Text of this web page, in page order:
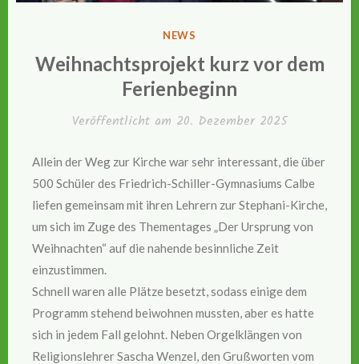
VERÖFFENTLICHT
IN
NEWS
Weihnachtsprojekt kurz vor dem
Ferienbeginn
Veröffentlicht am 20. Dezember 2025
Allein der Weg zur Kirche war sehr interessant, die über
500 Schüler des Friedrich-Schiller-Gymnasiums Calbe
liefen gemeinsam mit ihren Lehrern zur Stephani-Kirche,
um sich im Zuge des Thementages „Der Ursprung von
Weihnachten“ auf die nahende besinnliche Zeit
einzustimmen.
Schnell waren alle Plätze besetzt, sodass einige dem
Programm stehend beiwohnen mussten, aber es hatte
sich in jedem Fall gelohnt. Neben Orgelklängen von
Religionslehrer Sascha Wenzel, den Grußworten vom